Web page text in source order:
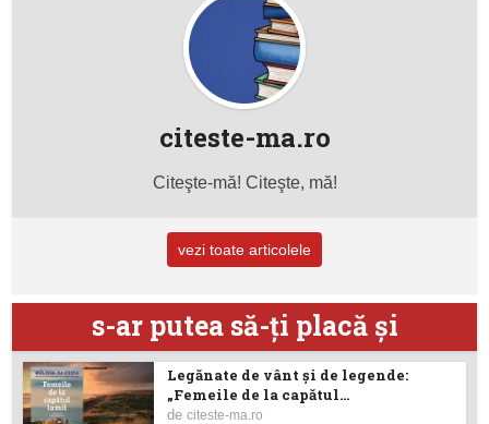
citeste-ma.ro
Citeşte-mă! Citeşte, mă!
vezi toate articolele
s-ar putea să-ţi placă şi
Legănate de vânt și de legende:
„Femeile de la capătul...
deciteste-ma.ro